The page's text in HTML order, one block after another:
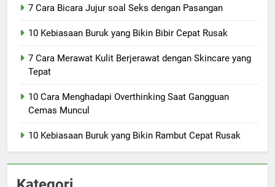
7 Cara Bicara Jujur soal Seks dengan Pasangan
10 Kebiasaan Buruk yang Bikin Bibir Cepat Rusak
7 Cara Merawat Kulit Berjerawat dengan Skincare yang
Tepat
10 Cara Menghadapi Overthinking Saat Gangguan
Cemas Muncul
10 Kebiasaan Buruk yang Bikin Rambut Cepat Rusak